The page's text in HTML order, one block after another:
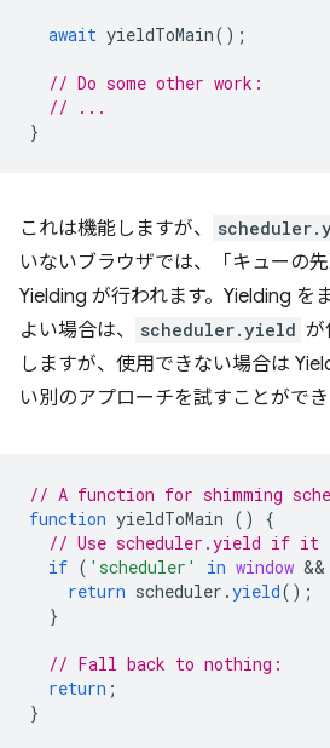
await yieldToMain();
// Do some other work:
// ...
}
これは機能しますが、
いないブラウザでは、「キューの
Yielding が行われます。Yielding を
よい場合は、
scheduler.yield が
しますが、使用できない場合は
い別のアプローチを試すことができ
// A function for shimming
function yieldToMain ()
{
// Use scheduler.yield if it
if ( 'scheduler' in window &&
return scheduler .yield();
}
// Fall back to nothing:
return ;
}